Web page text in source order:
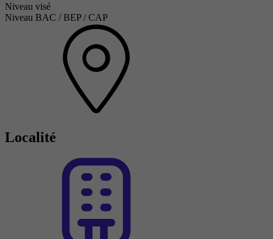
Niveau visé
Niveau BAC / BEP / CAP
Localité